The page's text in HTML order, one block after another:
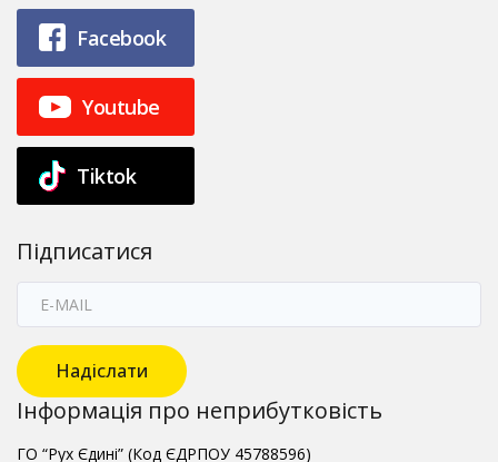
Facebook
Youtube
Tiktok
Підписатися
Надіслати
Інформація про неприбутковість
ГО “Рух Єдині” (Код ЄДРПОУ 45788596)